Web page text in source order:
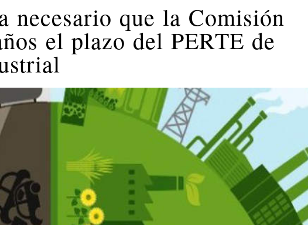
necesario que la Comisión
el plazo del PERTE de